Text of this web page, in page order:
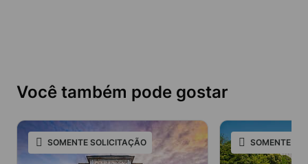
Você também pode gostar
SOMENTE SOLICITAÇÃO SOMENTE